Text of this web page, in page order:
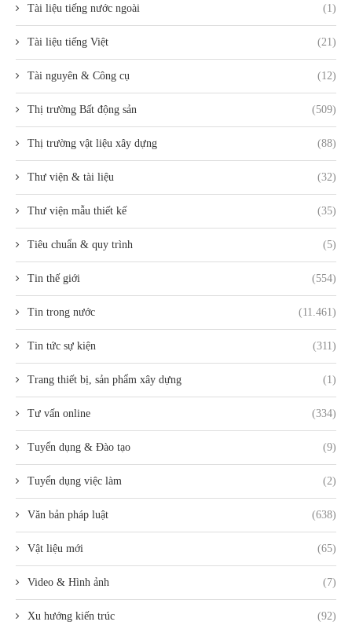
Tài liệu tiếng nước ngoài (1)
Tài liệu tiếng Việt (21)
Tài nguyên & Công cụ (12)
Thị trường Bất động sản (509)
Thị trường vật liệu xây dựng (88)
Thư viện & tài liệu (32)
Thư viện mẫu thiết kế (35)
Tiêu chuẩn & quy trình (5)
Tin thế giới (554)
Tin trong nước (11.461)
Tin tức sự kiện (311)
Trang thiết bị, sản phẩm xây dựng (1)
Tư vấn online (334)
Tuyển dụng & Đào tạo (9)
Tuyển dụng việc làm (2)
Văn bản pháp luật (638)
Vật liệu mới (65)
Video & Hình ảnh (7)
Xu hướng kiến trúc (92)